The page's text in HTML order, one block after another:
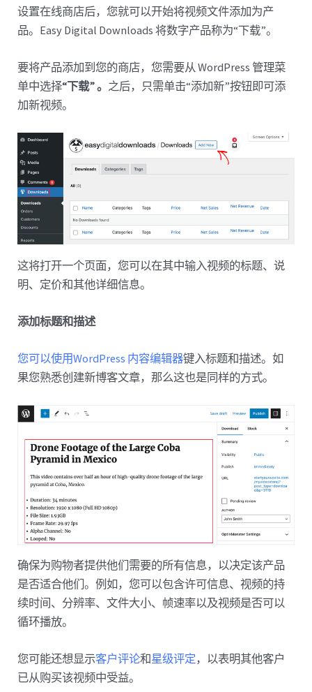
设置在线商店后，您就可以开始将视频文件添加为产
品。Easy Digital Downloads 将数字产品称为“下载”。
要将产品添加到您的商店，您需要从 WordPress 管理菜
单中选择“下载” 。 之后，只需单击“添加新”按钮即可添
加新视频。
这将打开一个页面，您可以在其中输入视频的标题、说
明、定价和其他详细信息。
添加标题和描述
您可以使用WordPress 内容编辑器键入标题和描述。如
果您熟悉创建新博客文章，那么这也是同样的方式。
确保为购物者提供他们需要的所有信息，以决定该产品
是否适合他们。例如，您可以包含许可信息、视频的持
续时间、分辨率、文件大小、帧速率以及视频是否可以
循环播放。
您可能还想显示客户评论和星级评定 ，以表明其他客户
已从购买该视频中受益。